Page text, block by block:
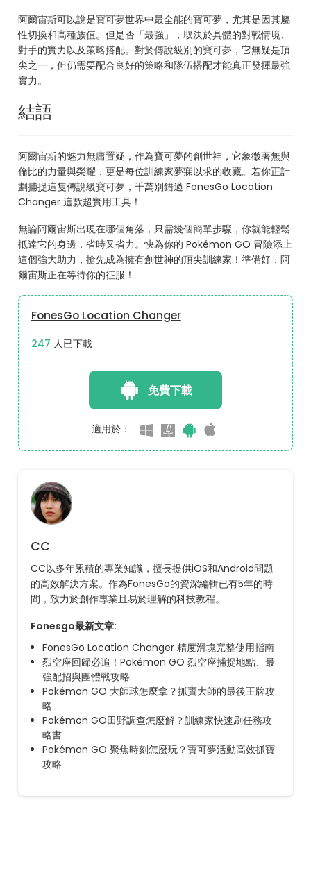
阿爾宙斯可以說是寶可夢世界中最全能的寶可夢，尤其是因其屬
性切換和高種族值。但是否「最強」，取決於具體的對戰情境、
對手的實力以及策略搭配。對於傳說級別的寶可夢，它無疑是頂
尖之一，但仍需要配合良好的策略和隊伍搭配才能真正發揮最強
實力。
結語
阿爾宙斯的魅力無庸置疑，作為寶可夢的創世神，它象徵著無與
倫比的力量與榮耀，更是每位訓練家夢寐以求的收藏。若你正計
劃捕捉這隻傳說級寶可夢，千萬別錯過 FonesGo Location
Changer 這款超實用工具！
無論阿爾宙斯出現在哪個角落，只需幾個簡單步驟，你就能輕鬆
抵達它的身邊，省時又省力。快為你的 Pokémon GO 冒險添上
這個強大助力，搶先成為擁有創世神的頂尖訓練家！準備好，阿
爾宙斯正在等待你的征服！
FonesGo Location Changer
271 人已下載
免費下載
適用於：
CC
CC以多年累積的專業知識，擅長提供iOS和Android問題
的高效解決方案。作為FonesGo的資深編輯已有5年的時
間，致力於創作專業且易於理解的科技教程。
Fonesgo最新文章:
FonesGo Location Changer 精度滑塊完整使用指南
烈空座回歸必追！Pokémon GO 烈空座捕捉地點、最
強配招與團體戰攻略
Pokémon GO 大師球怎麼拿？抓寶大師的最後王牌攻
略
Pokémon GO田野調查怎麼解？訓練家快速刷任務攻
略書
Pokémon GO 聚焦時刻怎麼玩？寶可夢活動高效抓寶
攻略